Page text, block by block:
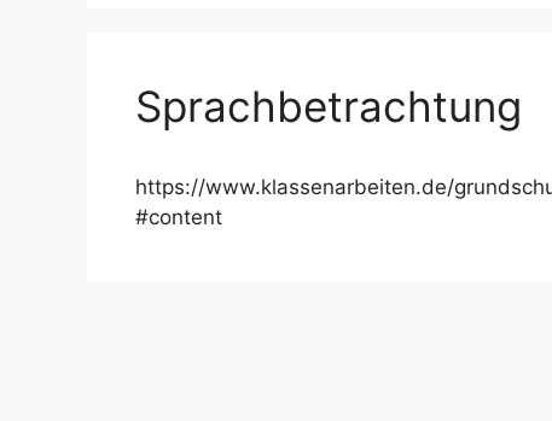
Sprachbetrachtung
https://www.klassenarbeiten.de/
#content